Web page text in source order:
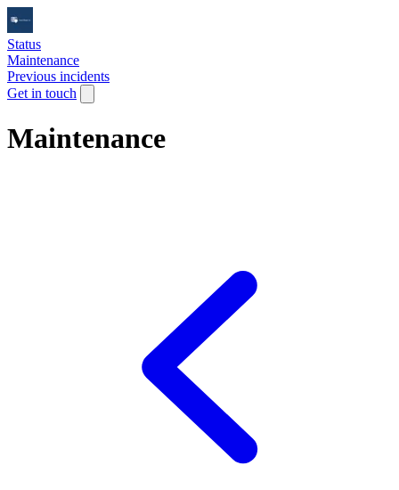
Status
Maintenance
Previous incidents
Get in touch
Maintenance